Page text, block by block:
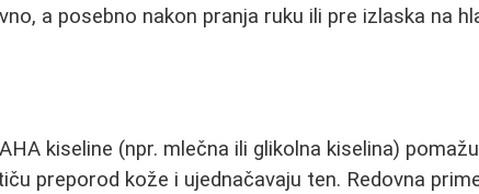
a posebno nakon pranja ruku ili pre izlaska na
kiseline (npr. mlečna ili glikolna kiselina)
preporod kože i ujednačavaju ten. Redovna